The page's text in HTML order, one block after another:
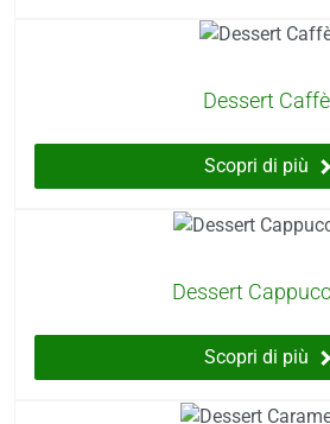
Dessert Caffè
Scopri di più
Dessert
Scopri di più